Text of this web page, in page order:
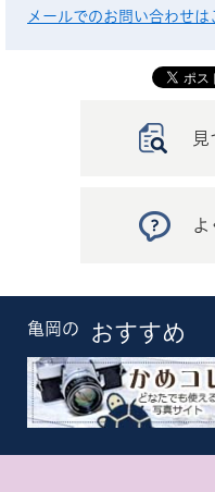
メールでのお問い合わせは
よ
亀岡の おすすめ